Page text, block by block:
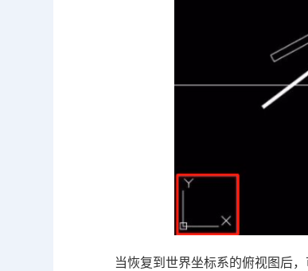
当恢复到世界坐标系的俯视图后